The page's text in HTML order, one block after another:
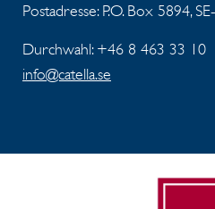
Postadresse: P.O. Box 5894,
Durchwahl: +46 8 463 33 10
info@catella.se